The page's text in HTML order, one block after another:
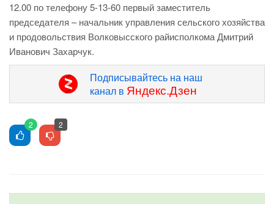
12.00 по телефону 5-13-60 первый заместитель
председателя – начальник управления сельского хозяйства
и продовольствия Волковысского райисполкома Дмитрий
Иванович Захарчук.
Подписывайтесь на наш
канал в Яндекс.Дзен
2 2